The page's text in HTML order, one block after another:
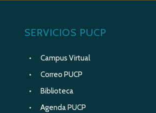
SERVICIOS PUCP
Campus Virtual
Correo PUCP
Biblioteca
Agenda PUCP